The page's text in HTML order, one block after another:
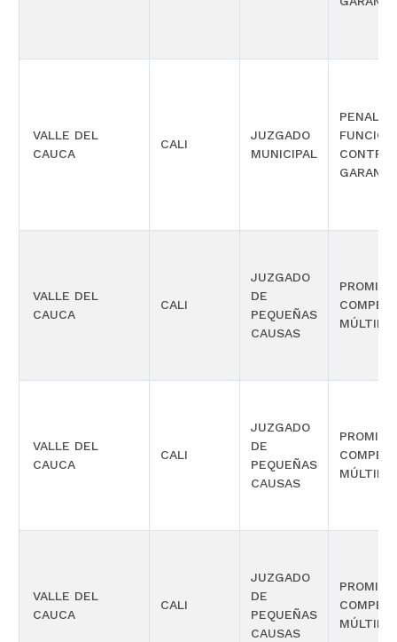
VALLE DEL
CAUCA
CALI
JUZGADO
MUNICIPAL
PENAL
VALLE DEL
CAUCA
CALI
JUZGADO
DE
PEQUEÑAS
CAUSAS
VALLE DEL
CAUCA
CALI
JUZGADO
DE
PEQUEÑAS
CAUSAS
VALLE DEL
CAUCA
CALI
JUZGADO
DE
PEQUEÑAS
CAUSAS